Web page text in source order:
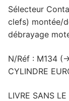
Sélecteur
clefs) montée/
débrayage
N/Réf : M134 (-
CYLINDRE
LIVRE SANS